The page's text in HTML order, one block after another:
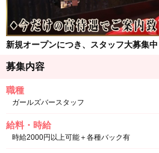
新規オープンにつき、スタッフ大募集中
募集内容
職種
ガールズバースタッフ
給料・時給
時給2000円以上可能＋各種バック有